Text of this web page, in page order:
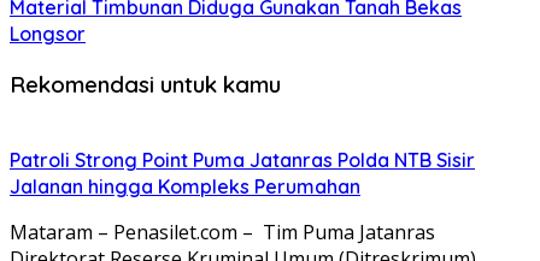
Material Timbunan Diduga Gunakan Tanah Bekas
Longsor
Rekomendasi untuk kamu
Patroli Strong Point Puma Jatanras Polda NTB Sisir
Jalanan hingga Kompleks Perumahan
Mataram – Penasilet.com – Tim Puma Jatanras